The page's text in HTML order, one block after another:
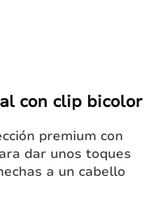
con clip bicolor
premium con
dar unos toques
a un cabello